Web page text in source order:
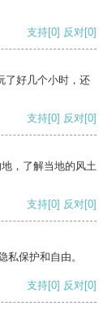
支持[0] 反对[0]
了好几个小时，还
支持[0] 反对[0]
，了解当地的风土
支持[0] 反对[0]
保护和自由。
支持[0] 反对[0]